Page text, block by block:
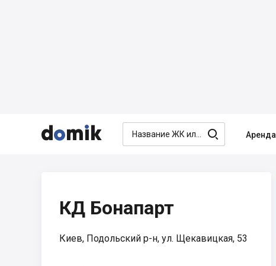


  Аренда
КД Бонапарт
Киев, Подольский р-н, ул. Щекавицкая, 53